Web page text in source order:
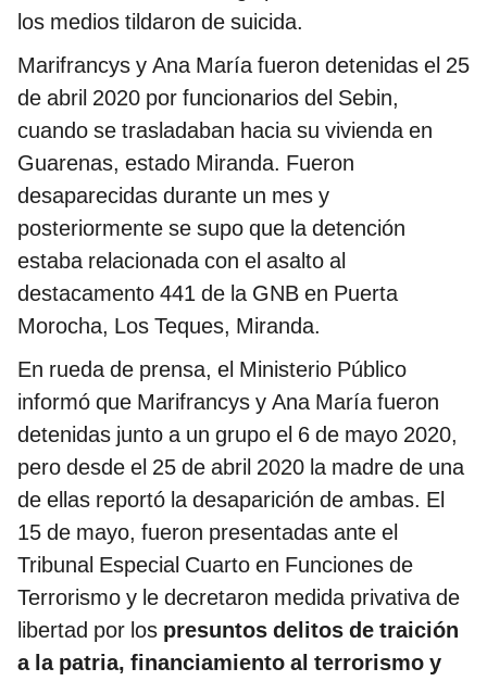
los medios tildaron de suicida.
Marifrancys y Ana María fueron detenidas el 25
de abril 2020 por funcionarios del Sebin,
cuando se trasladaban hacia su vivienda en
Guarenas, estado Miranda. Fueron
desaparecidas durante un mes y
posteriormente se supo que la detención
estaba relacionada con el asalto al
destacamento 441 de la GNB en Puerta
Morocha, Los Teques, Miranda.
En rueda de prensa, el Ministerio Público
informó que Marifrancys y Ana María fueron
detenidas junto a un grupo el 6 de mayo 2020,
pero desde el 25 de abril 2020 la madre de una
de ellas reportó la desaparición de ambas. El
15 de mayo, fueron presentadas ante el
Tribunal Especial Cuarto en Funciones de
Terrorismo y le decretaron medida privativa de
libertad por los presuntos delitos de traición
a la patria, financiamiento al terrorismo y